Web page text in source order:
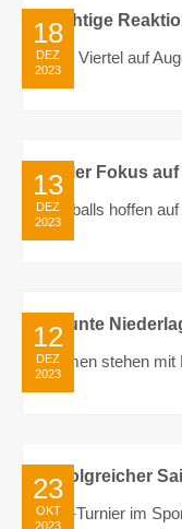
18
DEZ
2023
Richtige
Drei Viertel auf
13
DEZ
2023
Voller Fokus
Fireballs hoffen
12
DEZ
2023
Neunte
Damen stehen mit
23
OKT
2023
Erfolgreicher
u12-Turnier im